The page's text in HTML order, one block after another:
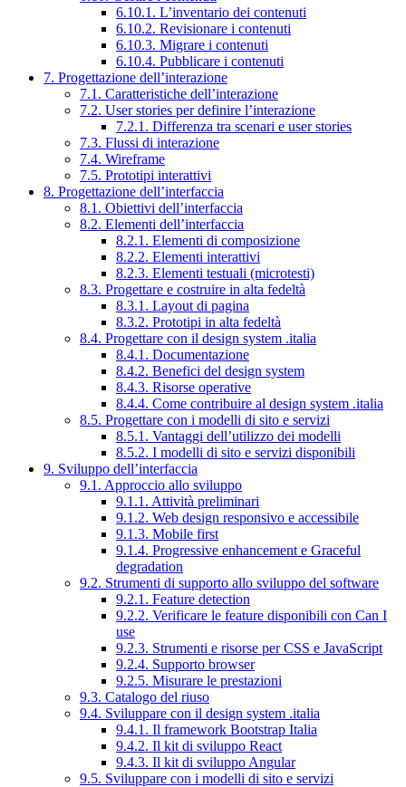
6.10.1. L’inventario dei contenuti
6.10.2. Revisionare i contenuti
6.10.3. Migrare i contenuti
6.10.4. Pubblicare i contenuti
7. Progettazione dell’interazione
7.1. Caratteristiche dell’interazione
7.2. User stories per definire l’interazione
7.2.1. Differenza tra scenari e user stories
7.3. Flussi di interazione
7.4. Wireframe
7.5. Prototipi interattivi
8. Progettazione dell’interfaccia
8.1. Obiettivi dell’interfaccia
8.2. Elementi dell’interfaccia
8.2.1. Elementi di composizione
8.2.2. Elementi interattivi
8.2.3. Elementi testuali (microtesti)
8.3. Progettare e costruire in alta fedeltà
8.3.1. Layout di pagina
8.3.2. Prototipi in alta fedeltà
8.4. Progettare con il design system .italia
8.4.1. Documentazione
8.4.2. Benefici del design system
8.4.3. Risorse operative
8.4.4. Come contribuire al design system .italia
8.5. Progettare con i modelli di sito e servizi
8.5.1. Vantaggi dell’utilizzo dei modelli
8.5.2. I modelli di sito e servizi disponibili
9. Sviluppo dell’interfaccia
9.1. Approccio allo sviluppo
9.1.1. Attività preliminari
9.1.2. Web design responsivo e accessibile
9.1.3. Mobile first
9.1.4. Progressive enhancement e Graceful
degradation
9.2. Strumenti di supporto allo sviluppo del software
9.2.1. Feature detection
9.2.2. Verificare le feature disponibili con Can I
use
9.2.3. Strumenti e risorse per CSS e JavaScript
9.2.4. Supporto browser
9.2.5. Misurare le prestazioni
9.3. Catalogo del riuso
9.4. Sviluppare con il design system .italia
9.4.1. Il framework Bootstrap Italia
9.4.2. Il kit di sviluppo React
9.4.3. Il kit di sviluppo Angular
9.5. Sviluppare con i modelli di sito e servizi